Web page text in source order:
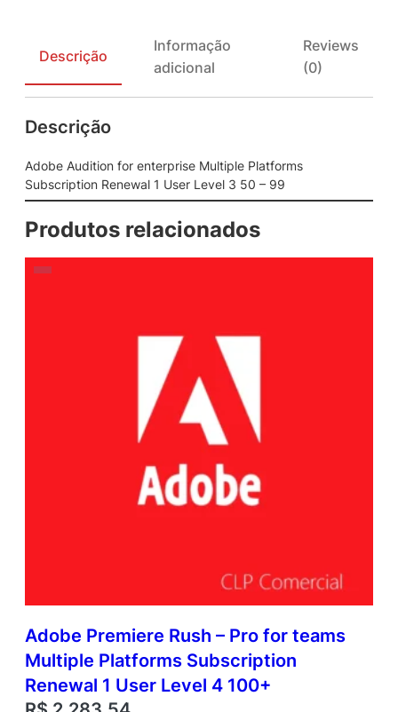
Descrição
Informação
adicional
Reviews
(0)
Descrição
Adobe Audition for enterprise Multiple Platforms
Subscription Renewal 1 User Level 3 50 – 99
Produtos relacionados
Adobe Premiere Rush – Pro for teams
Multiple Platforms Subscription
Renewal 1 User Level 4 100+